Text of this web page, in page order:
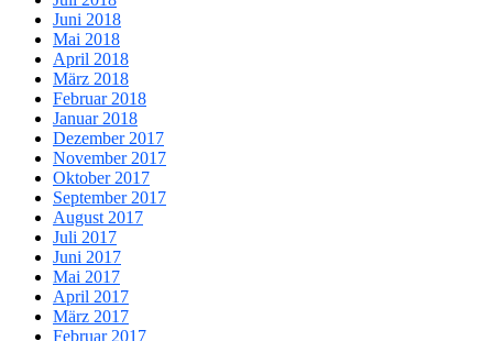
Juni 2018
Mai 2018
April 2018
März 2018
Februar 2018
Januar 2018
Dezember 2017
November 2017
Oktober 2017
September 2017
August 2017
Juli 2017
Juni 2017
Mai 2017
April 2017
März 2017
Februar 2017